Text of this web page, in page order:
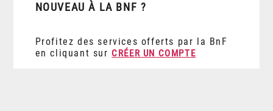
NOUVEAU À LA BNF ?
Profitez des services offerts par la BnF
en cliquant sur CRÉER UN COMPTE